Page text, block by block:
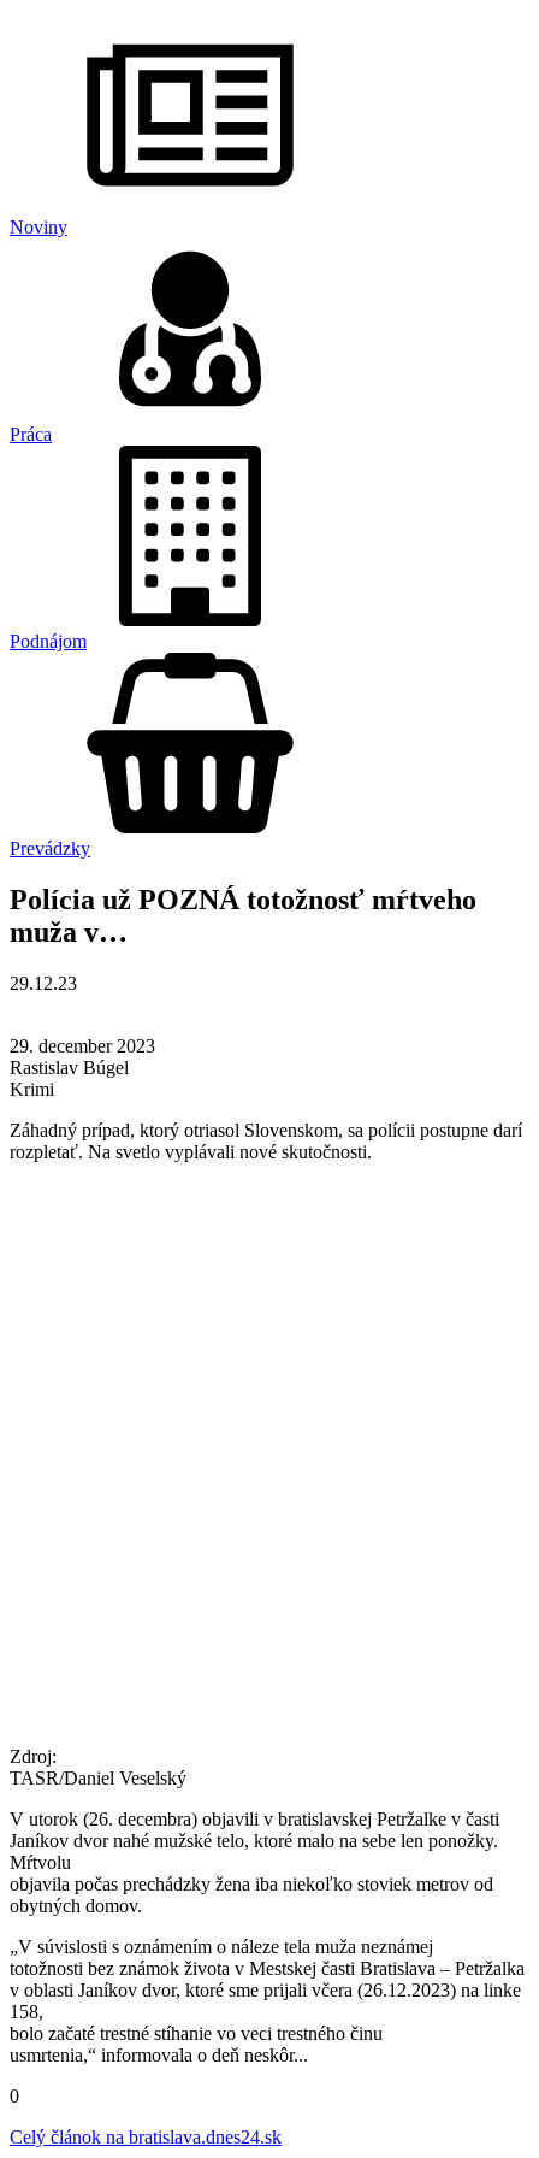
Noviny
Práca
Podnájom
Prevádzky
Polícia už POZNÁ totožnosť mŕtveho
muža v…
29.12.23
29. december 2023
Rastislav Búgel
Krimi
Záhadný prípad, ktorý otriasol Slovenskom, sa polícii postupne darí
rozpletať. Na svetlo vyplávali nové skutočnosti.
Zdroj:
TASR/Daniel Veselský
V utorok (26. decembra) objavili v bratislavskej Petržalke v časti
Janíkov dvor nahé mužské telo, ktoré malo na sebe len ponožky.
Mŕtvolu
objavila počas prechádzky žena iba niekoľko stoviek metrov od
obytných domov.
„V súvislosti s oznámením o náleze tela muža neznámej
totožnosti bez známok života v Mestskej časti Bratislava – Petržalka
v oblasti Janíkov dvor, ktoré sme prijali včera (26.12.2023) na linke
158,
bolo začaté trestné stíhanie vo veci trestného činu
usmrtenia,“ informovala o deň neskôr...
0
Celý článok na bratislava.dnes24.sk